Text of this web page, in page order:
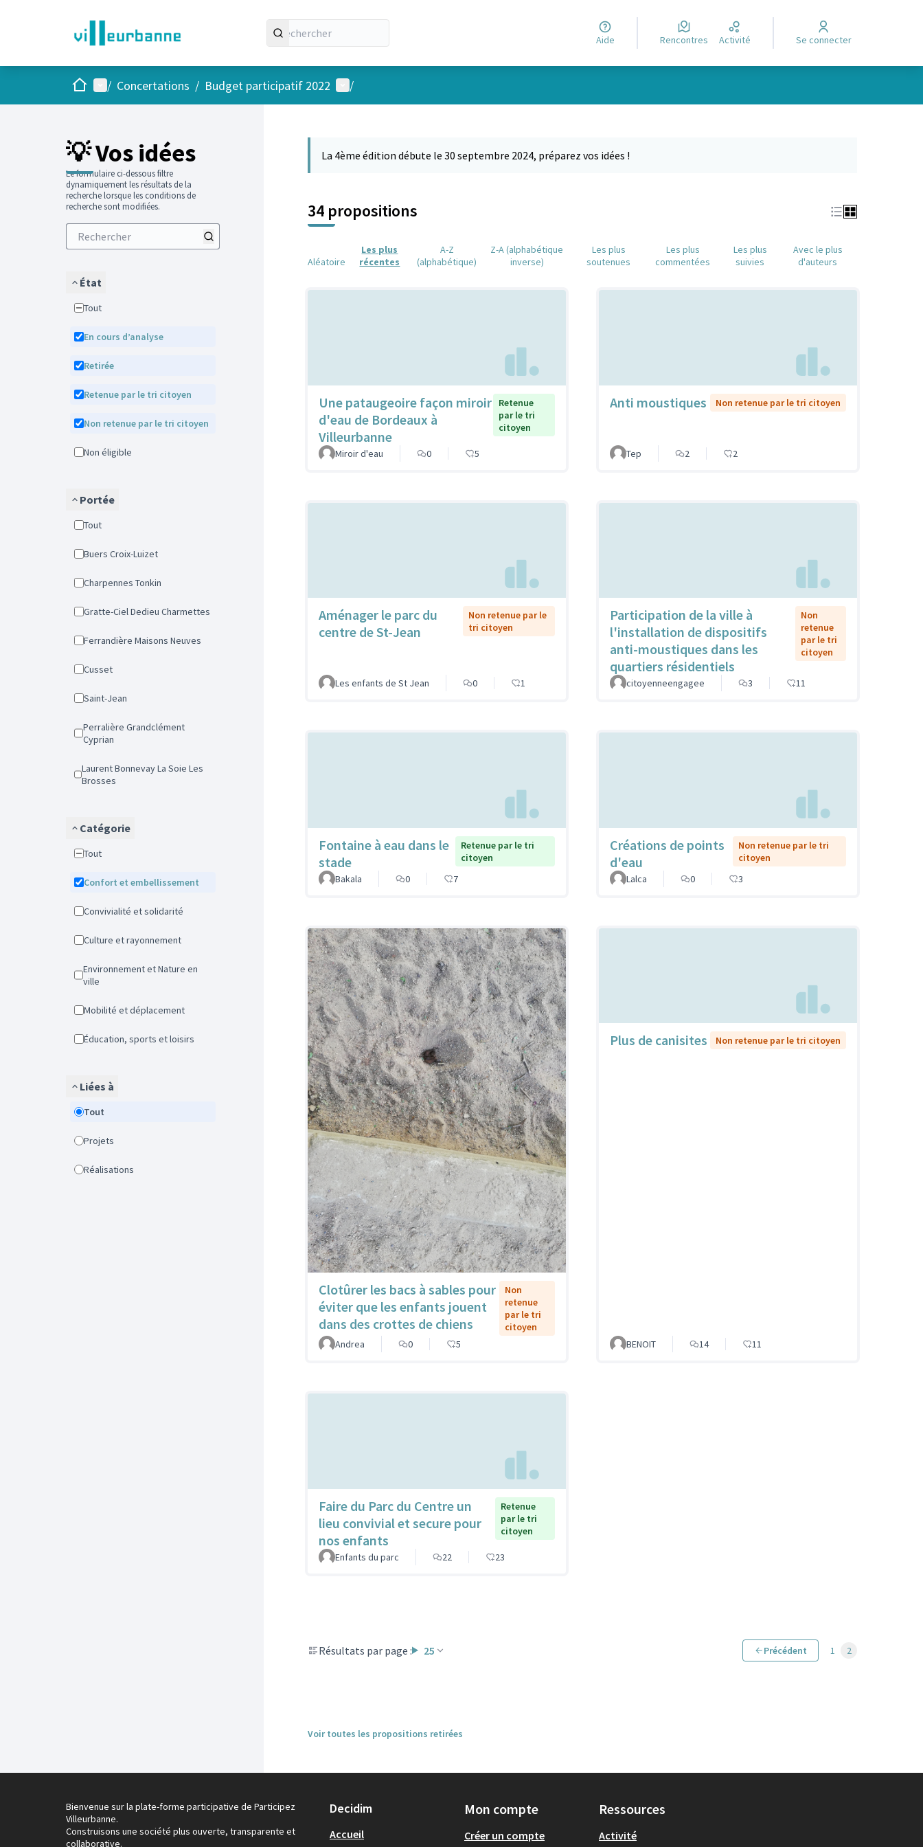
Aide Rencontres Activité Se connecter
AccueilMenu principal
/ Concertations / Budget participatif 2022 Menu utilisateur
/
💡 Vos idées
Le formulaire ci-dessous filtre
dynamiquement les résultats de la
recherche lorsque les conditions de
recherche sont modifiées.
État
Tout
En cours d’analyse
Retirée
Retenue par le tri citoyen
Non retenue par le tri citoyen
Non éligible
Portée
Tout
Buers Croix-Luizet
Charpennes Tonkin
Gratte-Ciel Dedieu Charmettes
Ferrandière Maisons Neuves
Cusset
Saint-Jean
Perralière Grandclément
Cyprian
Laurent Bonnevay La Soie Les
Brosses
Catégorie
Tout
Confort et embellissement
Convivialité et solidarité
Culture et rayonnement
Environnement et Nature en
ville
Mobilité et déplacement
Éducation, sports et loisirs
Liées à
Tout
Projets
Réalisations
La 4ème édition débute le 30 septembre 2024, préparez vos idées !
34 propositions
Aléatoire
Les plus
récentes
A-Z
(alphabétique)
Z-A (alphabétique
inverse)
Les plus
soutenues
Les plus
commentées
Les plus
suivies
Avec le plus
d'auteurs
Une pataugeoire façon miroir
d'eau de Bordeaux à
Villeurbanne
Retenue
par le tri
citoyen
Miroir d'eau 0 5
Anti moustiques Non retenue par le tri citoyen
Tep 2 2
Aménager le parc du
centre de St-Jean
Non retenue par le
tri citoyen
Les enfants de St Jean 0 1
Participation de la ville à
l'installation de dispositifs
anti-moustiques dans les
quartiers résidentiels
Non
retenue
par le tri
citoyen
citoyenneengagee 3 11
Fontaine à eau dans le
stade
Retenue par le tri
citoyen
Bakala
0 7
Créations de points
d'eau
Non retenue par le tri
citoyen
Lalca
0 3
Clotûrer les bacs à sables pour
éviter que les enfants jouent
dans des crottes de chiens
Non
retenue
par le tri
citoyen
Andrea
0 5
Plus de canisites Non retenue par le tri citoyen
BENOIT 14 11
Faire du Parc du Centre un
lieu convivial et secure pour
nos enfants
Retenue
par le tri
citoyen
Enfants du parc 22 23
Résultats par page : 25 Précédent 1 2
Voir toutes les propositions retirées
Bienvenue sur la plate-forme participative de Participez
Villeurbanne.
Construisons une société plus ouverte, transparente et
collaborative.
Decidim
Accueil
Mon compte
Créer un compte
Ressources
Activité